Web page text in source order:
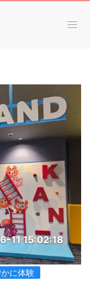
11 15:02:18
に体験